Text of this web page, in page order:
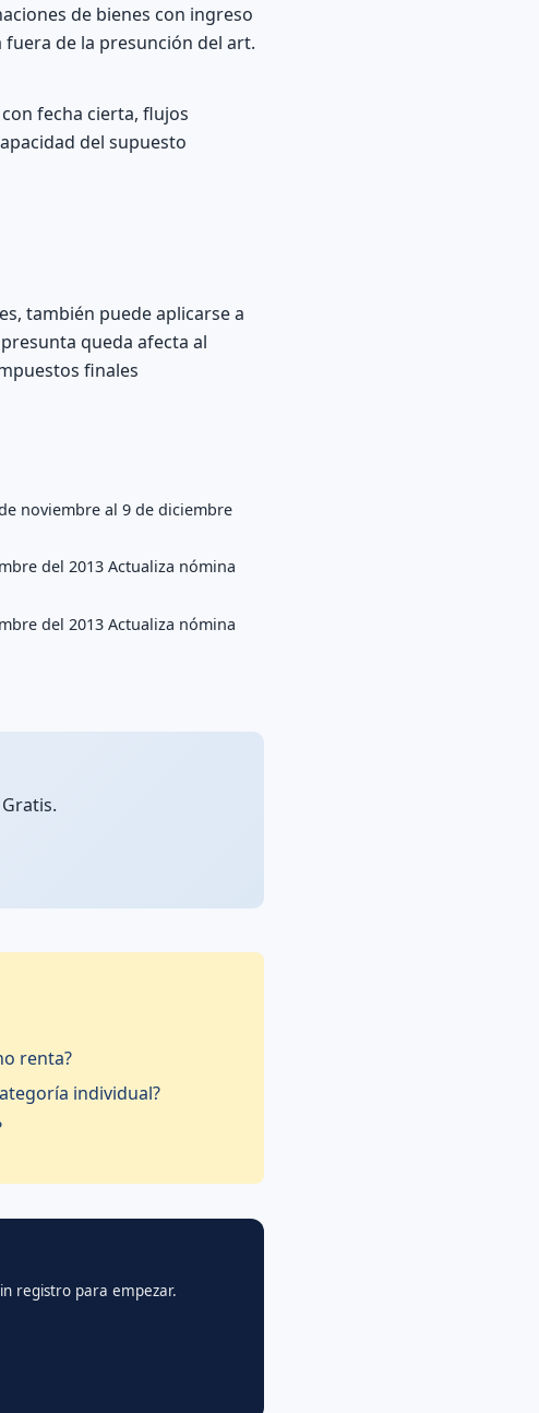
de bienes con ingreso
fuera de la presunción del art.
fecha cierta, flujos
del supuesto
también puede aplicarse a
queda afecta al
finales
noviembre al 9 de diciembre
del 2013 Actualiza nómina
del 2013 Actualiza nómina
renta?
individual?
registro para empezar.